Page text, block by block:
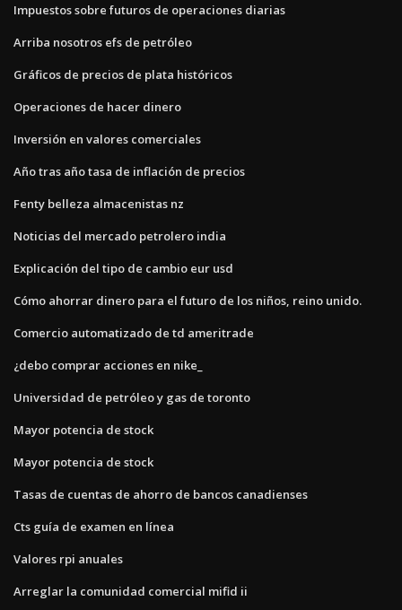
Impuestos sobre futuros de operaciones diarias
Arriba nosotros efs de petróleo
Gráficos de precios de plata históricos
Operaciones de hacer dinero
Inversión en valores comerciales
Año tras año tasa de inflación de precios
Fenty belleza almacenistas nz
Noticias del mercado petrolero india
Explicación del tipo de cambio eur usd
Cómo ahorrar dinero para el futuro de los niños, reino unido.
Comercio automatizado de td ameritrade
¿debo comprar acciones en nike_
Universidad de petróleo y gas de toronto
Mayor potencia de stock
Mayor potencia de stock
Tasas de cuentas de ahorro de bancos canadienses
Cts guía de examen en línea
Valores rpi anuales
Arreglar la comunidad comercial mifid ii